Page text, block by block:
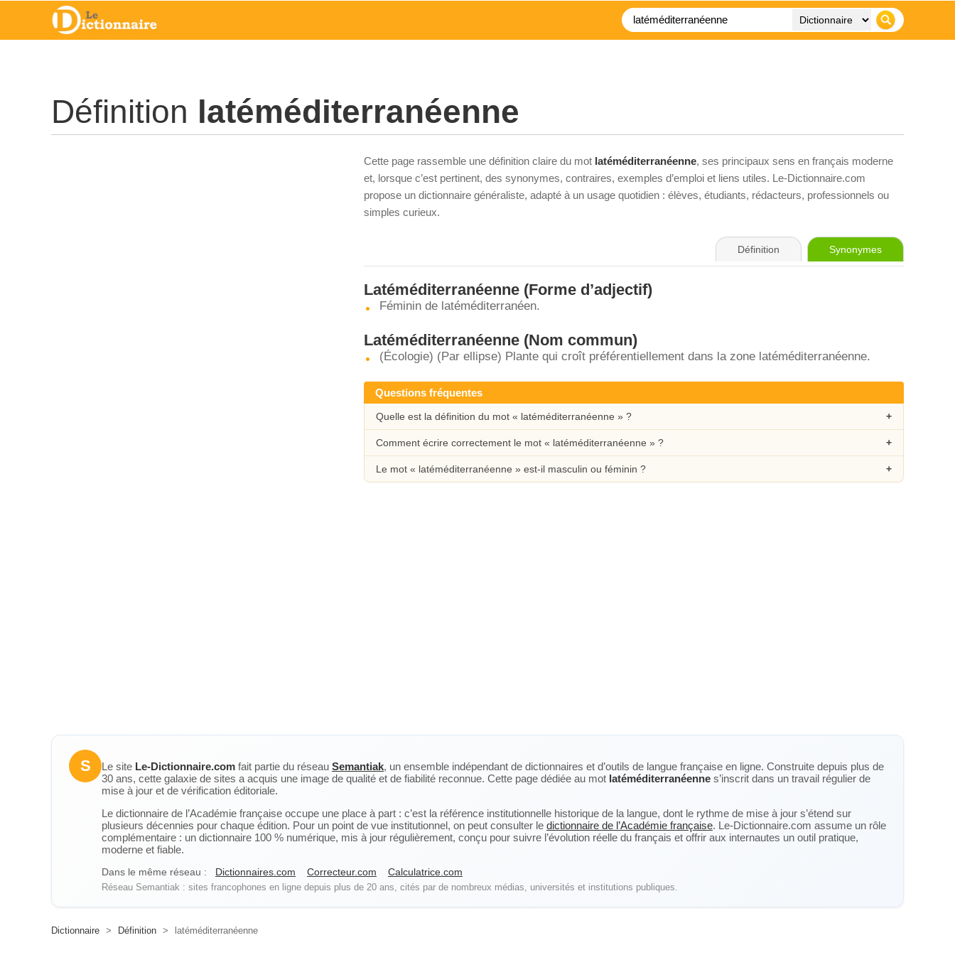
Définition latéméditerranéenne
Cette page rassemble une définition claire du mot latéméditerranéenne, ses principaux sens en français moderne
et, lorsque c’est pertinent, des synonymes, contraires, exemples d’emploi et liens utiles. Le-Dictionnaire.com
propose un dictionnaire généraliste, adapté à un usage quotidien : élèves, étudiants, rédacteurs, professionnels ou
simples curieux.
Définition Synonymes
Latéméditerranéenne (Forme d’adjectif)
Féminin de latéméditerranéen.
Latéméditerranéenne (Nom commun)
(Écologie) (Par ellipse) Plante qui croît préférentiellement dans la zone latéméditerranéenne.
Questions fréquentes
Quelle est la définition du mot « latéméditerranéenne » ?
Comment écrire correctement le mot « latéméditerranéenne » ?
Le mot « latéméditerranéenne » est-il masculin ou féminin ?
S Le site Le-Dictionnaire.com fait partie du réseau Semantiak, un ensemble indépendant de dictionnaires et d’outils de langue française en ligne. Construite depuis plus de
30 ans, cette galaxie de sites a acquis une image de qualité et de fiabilité reconnue. Cette page dédiée au mot latéméditerranéenne s’inscrit dans un travail régulier de
mise à jour et de vérification éditoriale.
Le dictionnaire de l’Académie française occupe une place à part : c’est la référence institutionnelle historique de la langue, dont le rythme de mise à jour s’étend sur
plusieurs décennies pour chaque édition. Pour un point de vue institutionnel, on peut consulter le dictionnaire de l’Académie française. Le-Dictionnaire.com assume un rôle
complémentaire : un dictionnaire 100 % numérique, mis à jour régulièrement, conçu pour suivre l’évolution réelle du français et offrir aux internautes un outil pratique,
moderne et fiable.
Dans le même réseau : Dictionnaires.com Correcteur.com Calculatrice.com
Réseau Semantiak : sites francophones en ligne depuis plus de 20 ans, cités par de nombreux médias, universités et institutions publiques.
Dictionnaire > Définition > latéméditerranéenne